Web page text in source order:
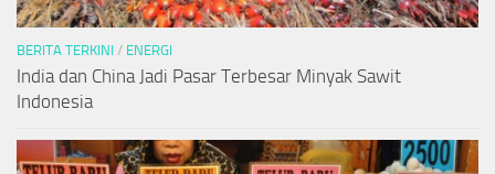
BERITA TERKINI / ENERGI
India dan China Jadi Pasar Terbesar Minyak Sawit
Indonesia